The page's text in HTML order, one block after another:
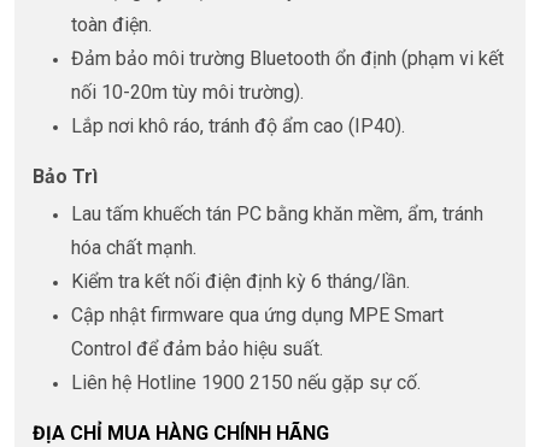
toàn điện.
Đảm bảo môi trường Bluetooth ổn định (phạm vi kết
nối 10-20m tùy môi trường).
Lắp nơi khô ráo, tránh độ ẩm cao (IP40).
Bảo Trì
Lau tấm khuếch tán PC bằng khăn mềm, ẩm, tránh
hóa chất mạnh.
Kiểm tra kết nối điện định kỳ 6 tháng/lần.
Cập nhật firmware qua ứng dụng MPE Smart
Control để đảm bảo hiệu suất.
Liên hệ Hotline 1900 2150 nếu gặp sự cố.
ĐỊA CHỈ MUA HÀNG CHÍNH HÃNG